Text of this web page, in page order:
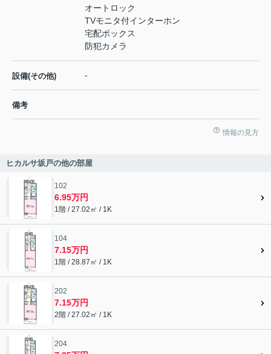
オートロック
TVモニタ付インターホン
宅配ボックス
防犯カメラ
設備(その他) -
備考
情報の見方
ヒカルサ坂戸の他の部屋
102
6.95万円
1階 / 27.02㎡ / 1K
104
7.15万円
1階 / 28.87㎡ / 1K
202
7.15万円
2階 / 27.02㎡ / 1K
204